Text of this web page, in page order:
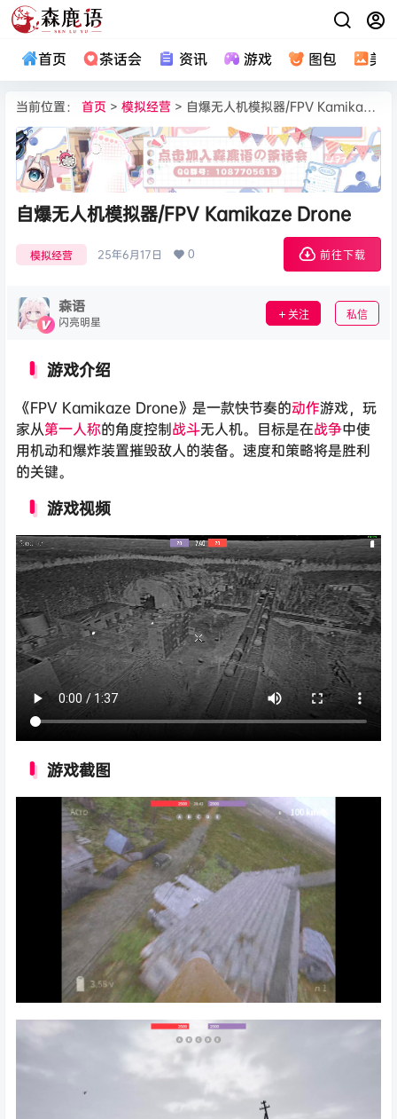
首页 茶话会 资讯 游戏 图包 美
当前位置： 首页 > 模拟经营 > 自爆无人机模拟器/FPV Kamikaze Drone
自爆无人机模拟器/FPV Kamikaze Drone
模拟经营 25年6月17日 0 前往下载
森语
闪亮明星 关注 私信
游戏介绍
《FPV Kamikaze Drone》是一款快节奏的动作游戏，玩
家从第一人称的角度控制战斗无人机。目标是在战争中使
用机动和爆炸装置摧毁敌人的装备。速度和策略将是胜利
的关键。
游戏视频
游戏截图